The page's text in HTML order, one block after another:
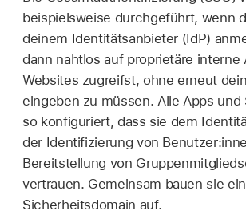
beispielsweise durchgeführt, wenn
deinem Identitätsanbieter (IdP)
dann nahtlos auf proprietäre interne
Websites zugreifst, ohne erneut
eingeben zu müssen. Alle Apps und
so konfiguriert, dass sie dem
der Identifizierung von
Bereitstellung von
vertrauen. Gemeinsam bauen sie
Sicherheitsdomain auf.